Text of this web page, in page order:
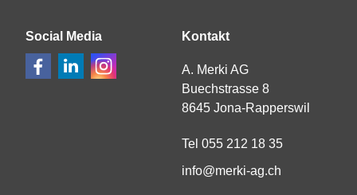
Social Media Kontakt
A. Merki AG
Buechstrasse 8
8645 Jona-Rapperswil
Tel 055 212 18 35
nf m rk - g ch